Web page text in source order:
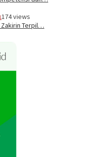
174 views
Zakirin Terpil…